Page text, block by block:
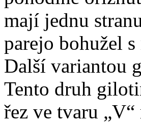
mají jednu
parejo bohužel
Další variantou
Tento druh
řez ve tvaru